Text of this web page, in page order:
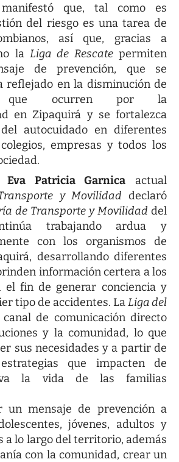
que, tal como es
del riesgo es una tarea de
así que, gracias a
la Liga de Rescatepermiten
de prevención, que se
reflejado en la disminución de
que ocurren por la
en Zipaquirá y se fortalezca
autocuidado en diferentes
empresas y todos los
Eva Patricia Garnica actual
y Movilidaddeclaró
de Transporte y Movilidad del
trabajando ardua y
con los organismos de
desarrollando diferentes
información certera a los
el fin de generar conciencia y
tipo de accidentes. LaLiga del
de comunicación directo
y la comunidad, lo que
sus necesidades y a partir de
que impacten de
la vida de las familias
un mensaje de prevención a
jóvenes, adultos y
a lo largo del territorio, además
con la comunidad, crear un